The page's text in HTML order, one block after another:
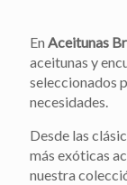
En Aceitunas
aceitunas y
seleccionados
necesidades.
Desde las
más exóticas
nuestra